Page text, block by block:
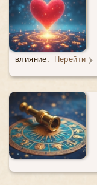
влияние.
Перейти